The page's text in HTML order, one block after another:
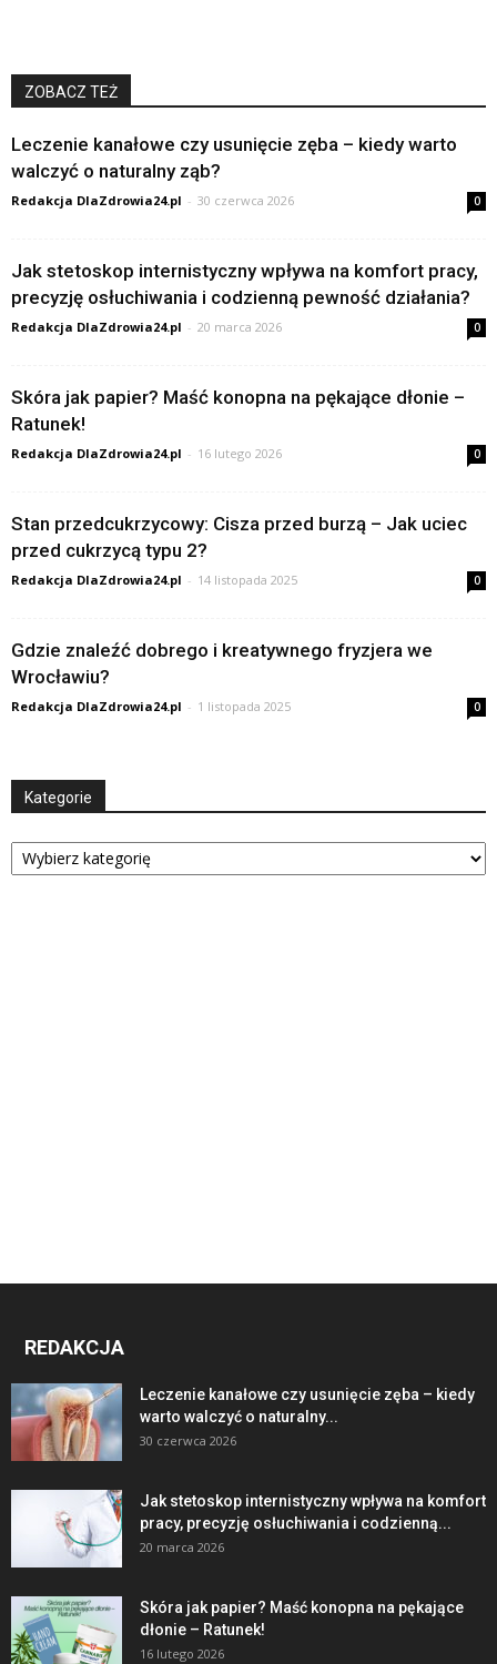
ZOBACZ TEŻ
Leczenie kanałowe czy usunięcie zęba – kiedy warto
walczyć o naturalny ząb?
Redakcja DlaZdrowia24.pl - 30 czerwca 2026 0
Jak stetoskop internistyczny wpływa na komfort pracy,
precyzję osłuchiwania i codzienną pewność działania?
Redakcja DlaZdrowia24.pl - 20 marca 2026 0
Skóra jak papier? Maść konopna na pękające dłonie –
Ratunek!
Redakcja DlaZdrowia24.pl - 16 lutego 2026 0
Stan przedcukrzycowy: Cisza przed burzą – Jak uciec
przed cukrzycą typu 2?
Redakcja DlaZdrowia24.pl - 14 listopada 2025 0
Gdzie znaleźć dobrego i kreatywnego fryzjera we
Wrocławiu?
Redakcja DlaZdrowia24.pl - 1 listopada 2025 0
Kategorie
Kategorie
REDAKCJA
Leczenie kanałowe czy usunięcie zęba – kiedy
warto walczyć o naturalny...
30 czerwca 2026
Jak stetoskop internistyczny wpływa na komfort
pracy, precyzję osłuchiwania i codzienną...
20 marca 2026
Skóra jak papier? Maść konopna na pękające
dłonie – Ratunek!
16 lutego 2026